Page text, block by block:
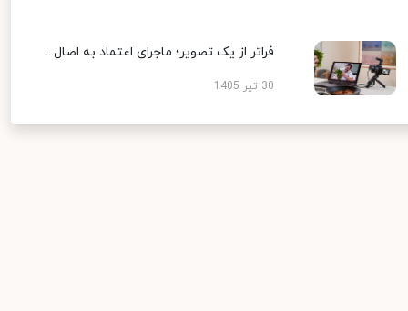
فراتر از یک تصویر؛ ماجرای اعتماد به اصال...
30 تیر 1405